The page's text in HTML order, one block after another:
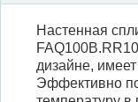
Настенная
дизайне,
Эффективно